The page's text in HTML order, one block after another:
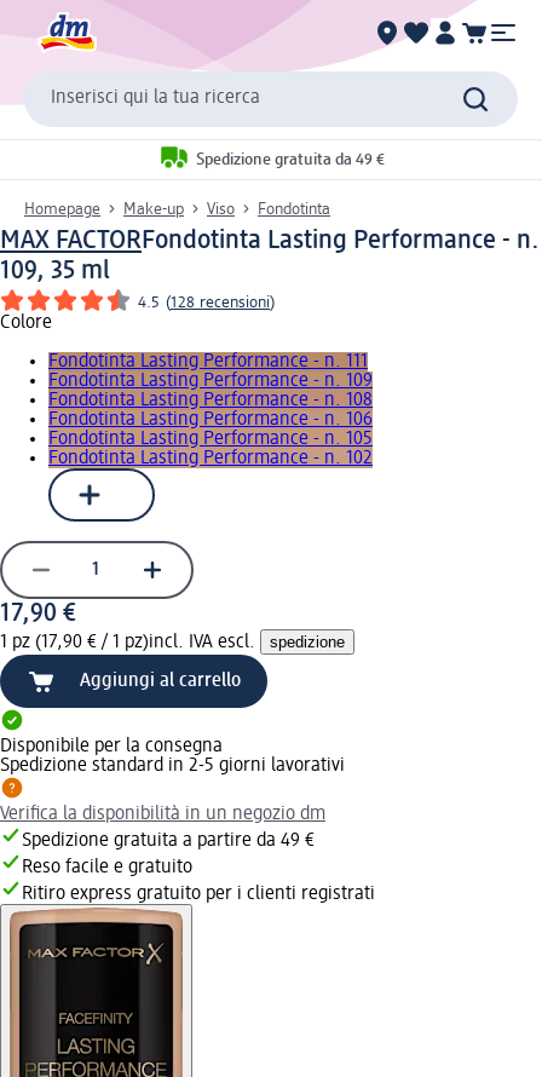
Inserisci qui la tua ricerca
Spedizione gratuita da 49 €
Homepage Make-up Viso Fondotinta
MAX FACTORFondotinta Lasting Performance - n.
109, 35 ml
4.5 (128 recensioni)
Colore
Fondotinta Lasting Performance - n. 111
Fondotinta Lasting Performance - n. 109
Fondotinta Lasting Performance - n. 108
Fondotinta Lasting Performance - n. 106
Fondotinta Lasting Performance - n. 105
Fondotinta Lasting Performance - n. 102
17,90 €
1 pz (17,90 € / 1 pz)incl. IVA escl. spedizione
Aggiungi al carrello
Disponibile per la consegna
Spedizione standard in 2-5 giorni lavorativi
Verifica la disponibilità in un negozio dm
Spedizione gratuita a partire da 49 €
Reso facile e gratuito
Ritiro express gratuito per i clienti registrati